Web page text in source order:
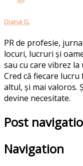
Diana G.
PR de profesie,
locuri, lucruri și
sau cu care vibrez
Cred că fiecare
altul, și mai valoros.
devine necesitate.
Post
Navigation